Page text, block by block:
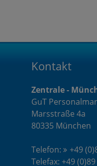
Kontakt
Zentrale -
GuT
Marsstraße 4a
80335 München
Telefon:
+49
Telefax: +49